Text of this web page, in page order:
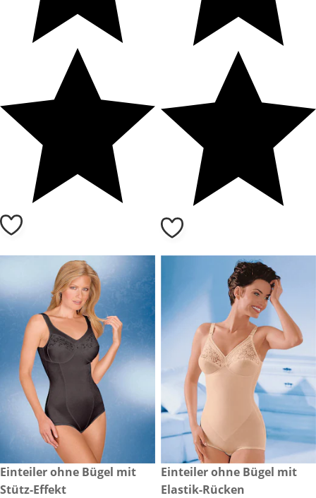
CHF 120.00
Einteiler ohne Bügel mit
Stütz-Effekt
CHF 129.00
Einteiler ohne Bügel mit
Elastik-Rücken